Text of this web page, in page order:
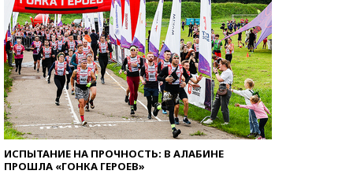
ИСПЫТАНИЕ НА ПРОЧНОСТЬ: В АЛАБИНЕ
ПРОШЛА «ГОНКА ГЕРОЕВ»